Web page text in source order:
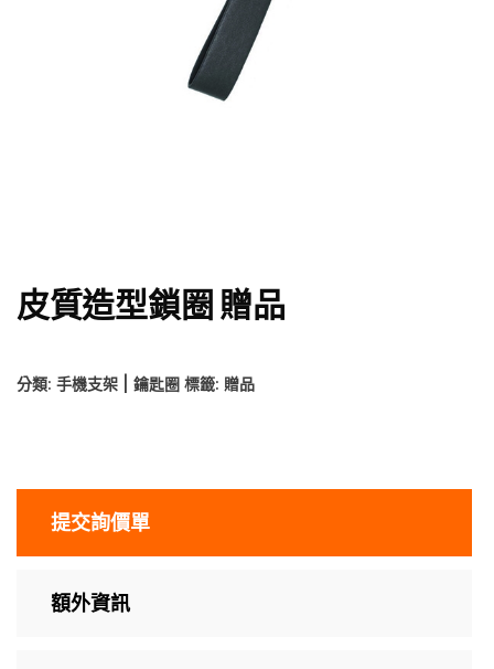
皮質造型鎖圈 贈品
分類: 手機支架 | 鑰匙圈 標籤: 贈品
提交詢價單
額外資訊